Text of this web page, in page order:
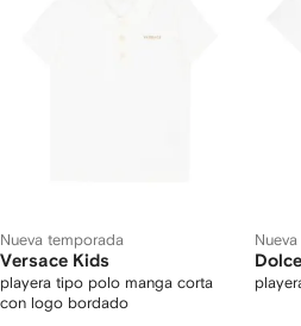
Nueva temporada
Versace Kids
playera tipo polo manga corta
con logo bordado